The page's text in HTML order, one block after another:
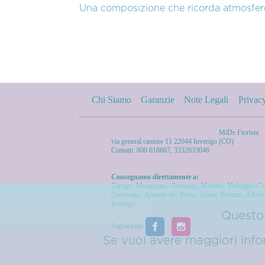
Una composizione che ricorda
Chi Siamo Garanzie Note Legali
MiDe Fiorista
via general cantore 11 22044 Inverigo (CO)
Contatti: 800 618667, 3332033046
Consegnamo direttamente a:
Carugo,Monguzzo,Orsenigo,Merone,Veduggio
Cremnago, Anzano del Parco, Alzate Brianza,
Inverigo
Seguici su:
Se vuoi avere maggiori